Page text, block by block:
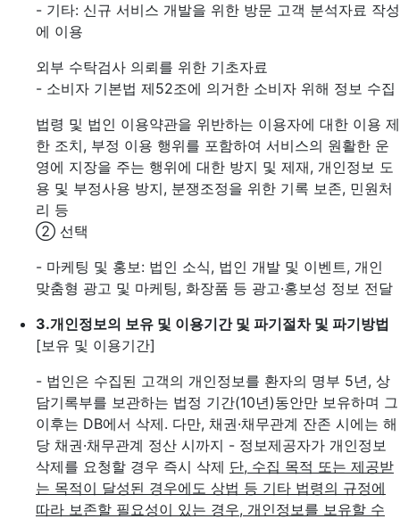
- 기타: 신규 서비스 개발을 위한 방문 고객 분석자료 작성
에 이용
외부 수탁검사 의뢰를 위한 기초자료
- 소비자 기본법 제52조에 의거한 소비자 위해 정보 수집
법령 및 법인 이용약관을 위반하는 이용자에 대한 이용 제
한 조치, 부정 이용 행위를 포함하여 서비스의 원활한 운
영에 지장을 주는 행위에 대한 방지 및 제재, 개인정보 도
용 및 부정사용 방지, 분쟁조정을 위한 기록 보존, 민원처
리 등
② 선택
- 마케팅 및 홍보: 법인 소식, 법인 개발 및 이벤트, 개인
맞춤형 광고 및 마케팅, 화장품 등 광고·홍보성 정보 전달
3.개인정보의 보유 및 이용기간 및 파기절차 및 파기방법
[보유 및 이용기간]
- 법인은 수집된 고객의 개인정보를 환자의 명부 5년, 상
담기록부를 보관하는 법정 기간(10년)동안만 보유하며 그
이후는 DB에서 삭제. 다만, 채권·채무관계 잔존 시에는 해
당 채권·채무관계 정산 시까지 - 정보제공자가 개인정보
삭제를 요청할 경우 즉시 삭제 단, 수집 목적 또는 제공받
는 목적이 달성된 경우에도 상법 등 기타 법령의 규정에
따라 보존할 필요성이 있는 경우, 개인정보를 보유할 수